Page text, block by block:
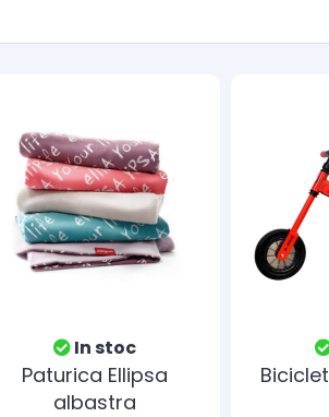
In stoc
Paturica Ellipsa
albastra